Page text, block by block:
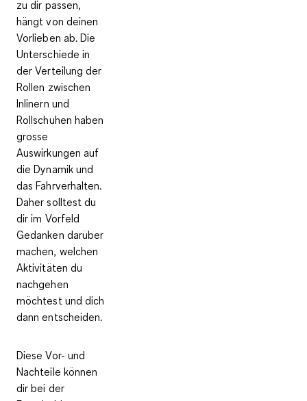
zu dir passen,
hängt von deinen
Vorlieben ab. Die
Unterschiede in
der Verteilung der
Rollen zwischen
Inlinern und
Rollschuhen haben
grosse
Auswirkungen auf
die Dynamik und
das Fahrverhalten.
Daher solltest du
dir im Vorfeld
Gedanken darüber
machen, welchen
Aktivitäten du
nachgehen
möchtest und dich
dann entscheiden.
DieseVor- und
Nachteile können
dir bei der